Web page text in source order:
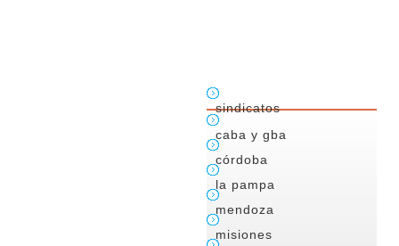
sindicatos
caba y gba
córdoba
la pampa
mendoza
misiones